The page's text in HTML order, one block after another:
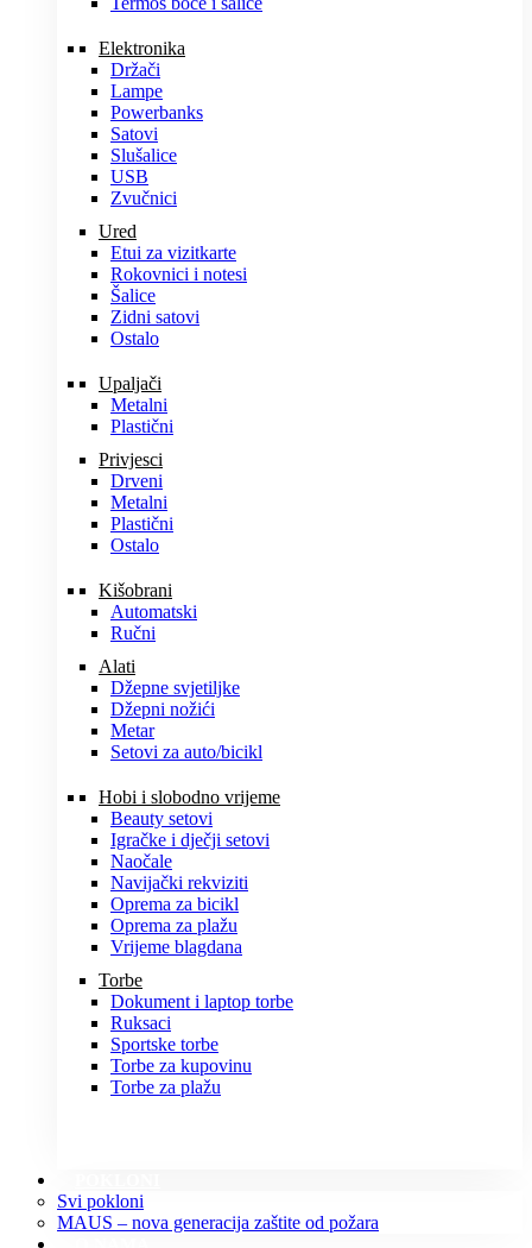
Elektronika
Držači
Lampe
Powerbanks
Satovi
Slušalice
USB
Zvučnici
Ured
Etui za vizitkarte
Rokovnici i notesi
Šalice
Zidni satovi
Ostalo
Upaljači
Metalni
Plastični
Privjesci
Drveni
Metalni
Plastični
Ostalo
Kišobrani
Automatski
Ručni
Alati
Džepne svjetiljke
Džepni nožići
Metar
Setovi za auto/bicikl
Hobi i slobodno vrijeme
Beauty setovi
Igračke i dječji setovi
Naočale
Navijački rekviziti
Oprema za bicikl
Oprema za plažu
Vrijeme blagdana
Torbe
Dokument i laptop torbe
Ruksaci
Sportske torbe
Torbe za kupovinu
Torbe za plažu
Svi pokloni
MAUS – nova generacija zaštite od požara